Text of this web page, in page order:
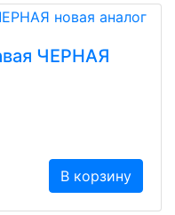
ЧЕРНАЯ
В корзину